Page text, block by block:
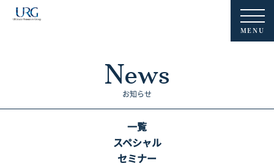
MENU
News
お知らせ
一覧
スペシャル
セミナー